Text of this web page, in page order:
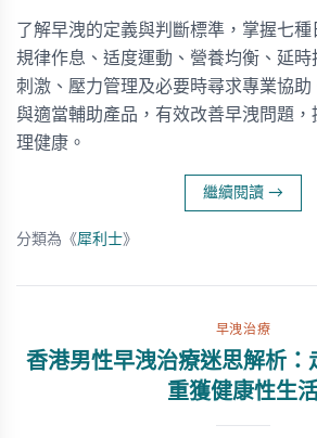
了解早洩的定義與判斷標準，掌握七
規律作息、适度運動、營養均衡、延
刺激、壓力管理及必要時尋求專業協
與適當輔助產品，有效改善早洩問題
理健康。
繼續閱讀 →
分類為《犀利士》
早洩治療
香港男性早洩治療迷思解析：
重獲健康性生